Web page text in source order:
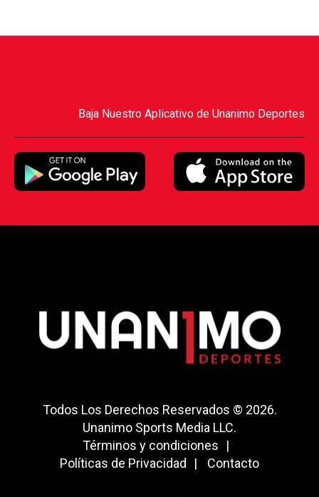
Baja Nuestro Aplicativo de Unanimo Deportes
Todos Los Derechos Reservados © 2026.
Unanimo Sports Media LLC.
Términos y condiciones
Políticas de Privacidad
Contacto